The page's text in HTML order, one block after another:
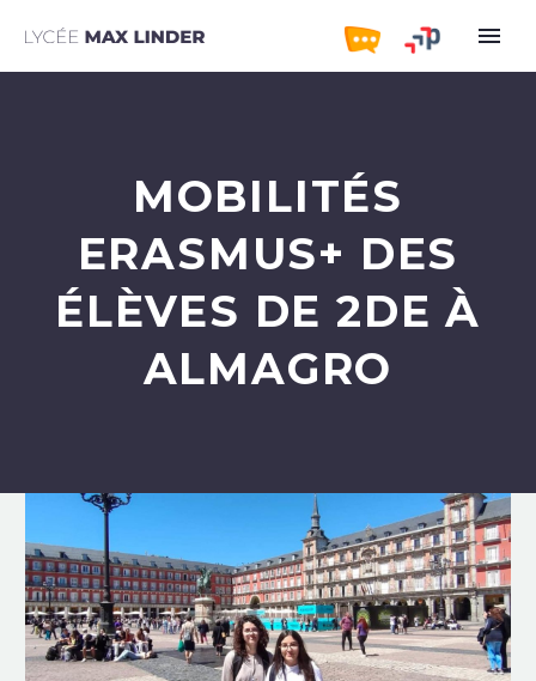
MOBILITÉS
ERASMUS+ DES
ÉLÈVES DE 2DE À
ALMAGRO